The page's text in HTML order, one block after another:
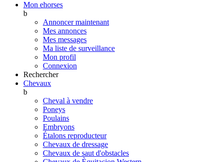
Mon ehorses
b
Annoncer maintenant
Mes annonces
Mes messages
Ma liste de surveillance
Mon profil
Connexion
Rechercher
Chevaux
b
Cheval à vendre
Poneys
Poulains
Embryons
Étalons reproducteur
Chevaux de dressage
Chevaux de saut d'obstacles